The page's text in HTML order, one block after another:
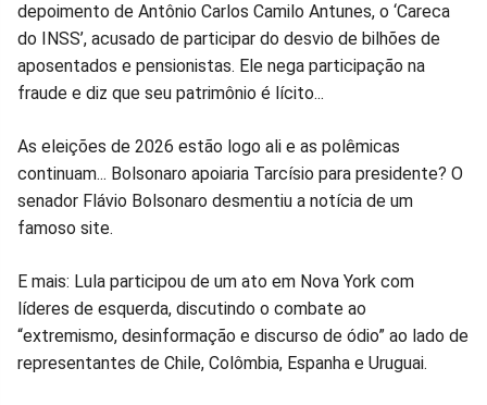
no
Facebook
no
Whatsapp
no
Twitter
no
Messenger
no
no
depoimento de Antônio Carlos Camilo Antunes, o ‘Careca
do INSS’, acusado de participar do desvio de bilhões de
aposentados e pensionistas. Ele nega participação na
fraude e diz que seu patrimônio é lícito...
As eleições de 2026 estão logo ali e as polêmicas
continuam... Bolsonaro apoiaria Tarcísio para presidente? O
senador Flávio Bolsonaro desmentiu a notícia de um
famoso site.
E mais: Lula participou de um ato em Nova York com
líderes de esquerda, discutindo o combate ao
“extremismo, desinformação e discurso de ódio” ao lado de
representantes de Chile, Colômbia, Espanha e Uruguai.